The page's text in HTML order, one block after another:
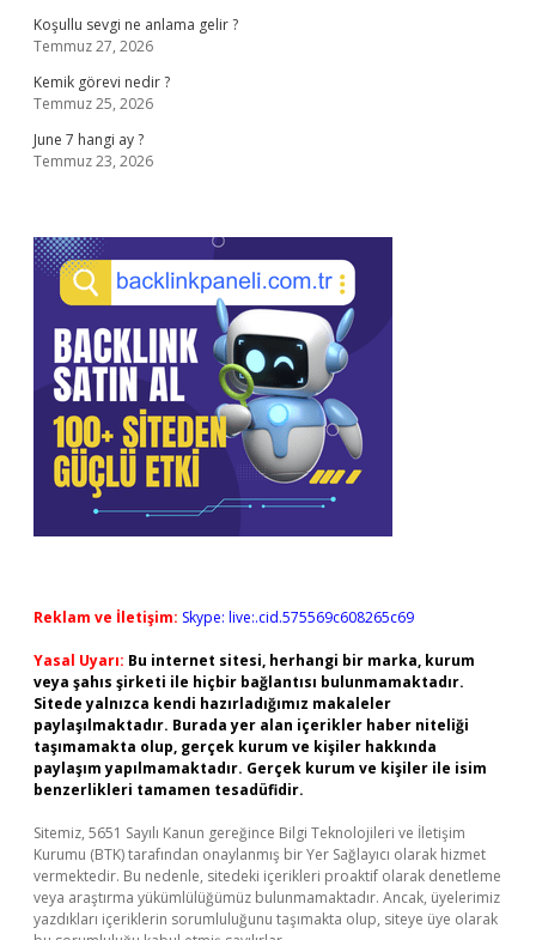
Koşullu sevgi ne anlama gelir ?
Temmuz 27, 2026
Kemik görevi nedir ?
Temmuz 25, 2026
June 7 hangi ay ?
Temmuz 23, 2026
Reklam ve İletişim: Skype: live:.cid.575569c608265c69
Yasal Uyarı: Bu internet sitesi, herhangi bir marka, kurum
veya şahıs şirketi ile hiçbir bağlantısı bulunmamaktadır.
Sitede yalnızca kendi hazırladığımız makaleler
paylaşılmaktadır. Burada yer alan içerikler haber niteliği
taşımamakta olup, gerçek kurum ve kişiler hakkında
paylaşım yapılmamaktadır. Gerçek kurum ve kişiler ile isim
benzerlikleri tamamen tesadüfidir.
Sitemiz, 5651 Sayılı Kanun gereğince Bilgi Teknolojileri ve İletişim
Kurumu (BTK) tarafından onaylanmış bir Yer Sağlayıcı olarak hizmet
vermektedir. Bu nedenle, sitedeki içerikleri proaktif olarak denetleme
veya araştırma yükümlülüğümüz bulunmamaktadır. Ancak, üyelerimiz
yazdıkları içeriklerin sorumluluğunu taşımakta olup, siteye üye olarak